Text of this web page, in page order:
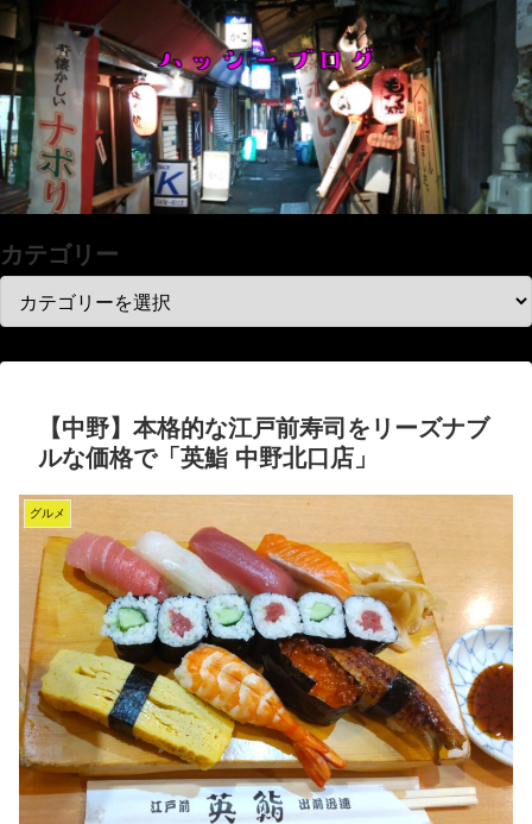
カテゴリー
【中野】本格的な江戸前寿司をリーズナブ
ルな価格で「英鮨 中野北口店」
グルメ